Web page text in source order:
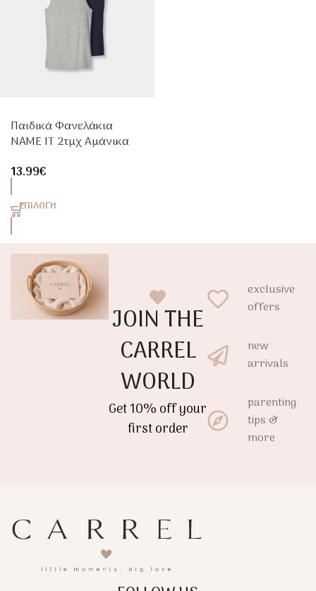
Παιδικά Φανελάκια
NAME IT 2τμχ Αμάνικα
Cotton
13.99€
ΕΠΙΛΟΓΉ
JOIN THE
CARREL
WORLD
Get 10% off your
first order
exclusive
offers
new
arrivals
parenting
tips &
more